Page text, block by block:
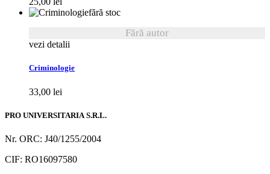
fără stoc
Fără autor
vezi detalii
Criminologie
33,00 lei
PRO UNIVERSITARIA S.R.L.
Nr. ORC: J40/1255/2004
CIF: RO16097580